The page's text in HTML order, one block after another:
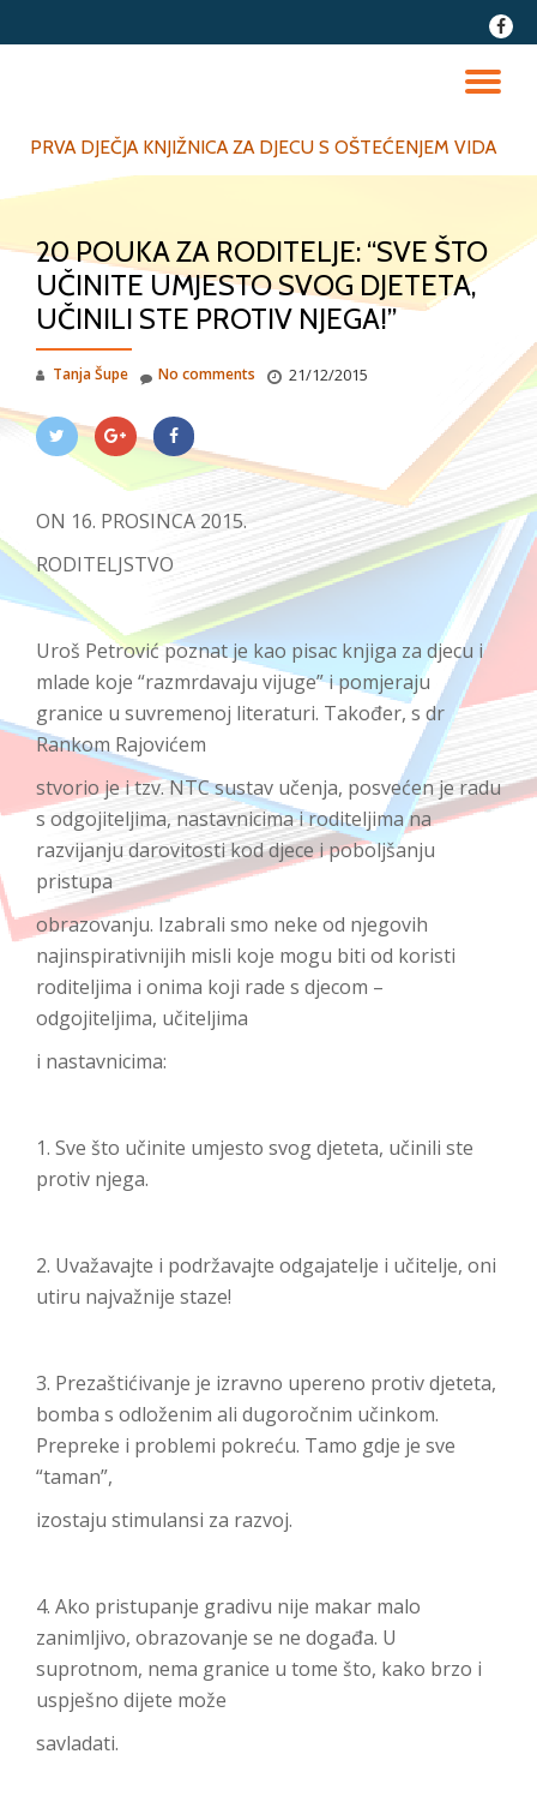
fa-
PRVA DJEČJA KNJIŽNICA ZA DJECU S OŠTEĆENJEM VIDA
20 POUKA ZA RODITELJE: “SVE ŠTO
UČINITE UMJESTO SVOG DJETETA,
UČINILI STE PROTIV NJEGA!”
Tanja Šupe 21/12/2015
No comments
ON 16. PROSINCA 2015.
RODITELJSTVO
Uroš Petrović poznat je kao pisac knjiga za djecu i
mlade koje “razmrdavaju vijuge” i pomjeraju
granice u suvremenoj literaturi. Također, s dr
Rankom Rajovićem
stvorio je i tzv. NTC sustav učenja, posvećen je radu
s odgojiteljima, nastavnicima i roditeljima na
razvijanju darovitosti kod djece i poboljšanju
pristupa
obrazovanju. Izabrali smo neke od njegovih
najinspirativnijih misli koje mogu biti od koristi
roditeljima i onima koji rade s djecom –
odgojiteljima, učiteljima
i nastavnicima:
1. Sve što učinite umjesto svog djeteta, učinili ste
protiv njega.
2. Uvažavajte i podržavajte odgajatelje i učitelje, oni
utiru najvažnije staze!
3. Prezaštićivanje je izravno upereno protiv djeteta,
bomba s odloženim ali dugoročnim učinkom.
Prepreke i problemi pokreću. Tamo gdje je sve
“taman”,
izostaju stimulansi za razvoj.
4. Ako pristupanje gradivu nije makar malo
zanimljivo, obrazovanje se ne događa. U
suprotnom, nema granice u tome što, kako brzo i
uspješno dijete može
savladati.